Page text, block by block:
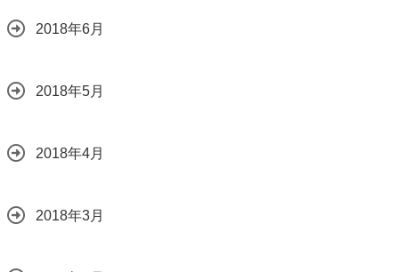
2018年6月
2018年5月
2018年4月
2018年3月